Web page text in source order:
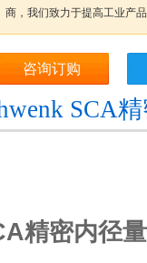
商，我们致力于提高工业产
咨询订购
SCA
精密内径